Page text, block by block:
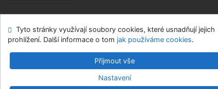
©1993-2026 IPACv.4.8.63a- Cosmotron Bohemia, s.r.o.
Tyto stránky využívají soubory cookies, které usnadňují jejich
prohlížení. Další informace o tom jak používáme cookies.
Přijmout vše
Nastavení